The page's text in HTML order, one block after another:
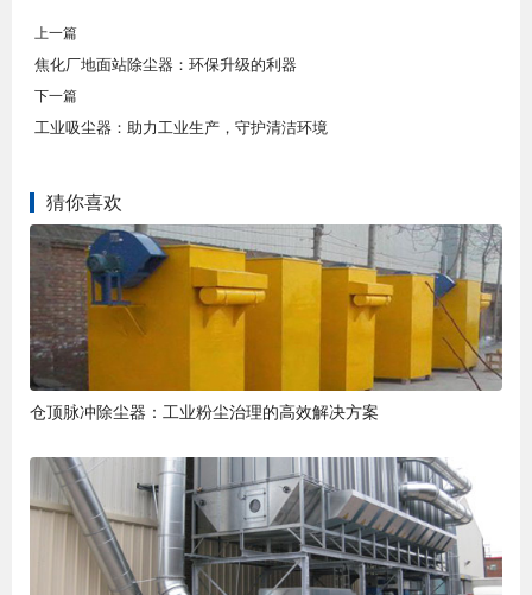
上一篇
焦化厂地面站除尘器：环保升级的利器
下一篇
工业吸尘器：助力工业生产，守护清洁环境
猜你喜欢
仓顶脉冲除尘器：工业粉尘治理的高效解决方案